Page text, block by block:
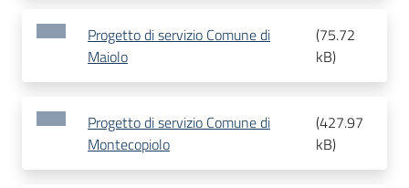
Progetto di servizio Comune di
Maiolo
(75.72
kB)
Progetto di servizio Comune di
Montecopiolo
(427.97
kB)